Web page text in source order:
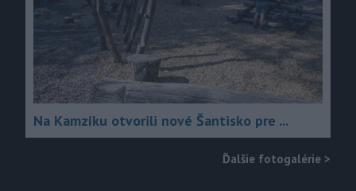
Na Kamzíku otvorili nové Šantisko pre ...
Ďalšie fotogalérie >